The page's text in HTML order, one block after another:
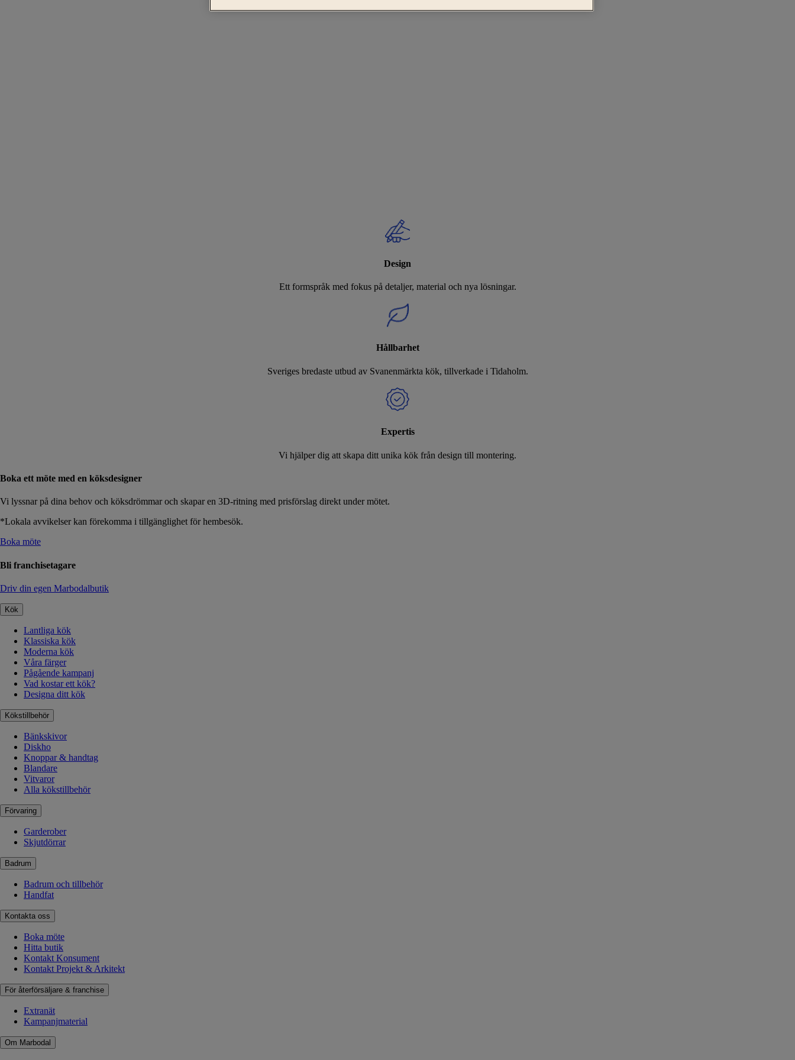
Design
Ett formspråk med fokus på detaljer, material och nya lösningar.
Hållbarhet
Sveriges bredaste utbud av Svanenmärkta kök, tillverkade i Tidaholm.
Expertis
Vi hjälper dig att skapa ditt unika kök från design till montering.
Boka ett möte med en köksdesigner
Vi lyssnar på dina behov och köksdrömmar och skapar en 3D-ritning med prisförslag direkt under mötet.
*Lokala avvikelser kan förekomma i tillgänglighet för hembesök.
Boka möte
Bli franchisetagare
Driv din egen Marbodalbutik
Kök
Lantliga kök
Klassiska kök
Moderna kök
Våra färger
Pågående kampanj
Vad kostar ett kök?
Designa ditt kök
Kökstillbehör
Bänkskivor
Diskho
Knoppar & handtag
Blandare
Vitvaror
Alla kökstillbehör
Förvaring
Garderober
Skjutdörrar
Badrum
Badrum och tillbehör
Handfat
Kontakta oss
Boka möte
Hitta butik
Kontakt Konsument
Kontakt Projekt & Arkitekt
För återförsäljare & franchise
Extranät
Kampanjmaterial
Om Marbodal